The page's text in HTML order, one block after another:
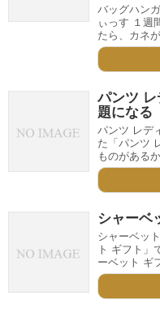
バッグハン
ぃっす １週
たら、カネ
パンツ
題になる
パンツ レデ
た「パンツ
ものがある
シャーベ
シャーベッ
ト ギフト」
ーベット ギ